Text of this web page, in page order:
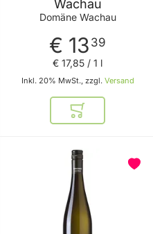
Wachau
Domäne Wachau
€ 13 39
Inkl. 20% MwSt., zzgl. Versand
€ 17,85 / 1 l
In den Warenkorb